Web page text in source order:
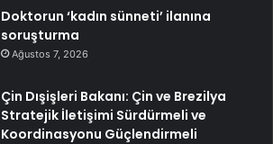
Doktorun ‘kadın sünneti’ ilanına
soruşturma
Ağustos 7, 2026
Çin Dışişleri Bakanı: Çin ve Brezilya
Stratejik İletişimi Sürdürmeli ve
Koordinasyonu Güçlendirmeli